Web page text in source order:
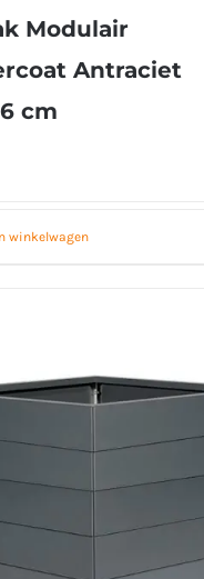
Modulair
Antraciet
cm
winkelwagen